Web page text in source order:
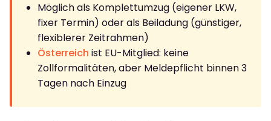
Möglich als Komplettumzug (eigener LKW,
fixer Termin) oder als Beiladung (günstiger,
flexiblerer Zeitrahmen)
Österreich ist EU-Mitglied: keine
Zollformalitäten, aber Meldepflicht binnen 3
Tagen nach Einzug